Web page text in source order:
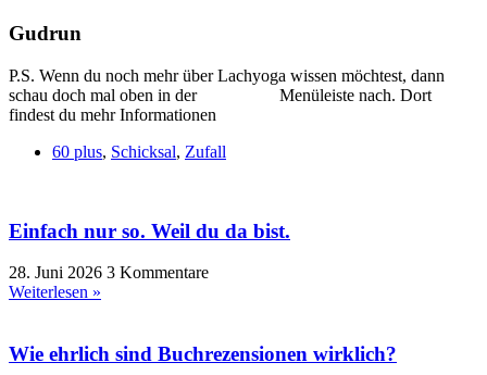
Gudrun
P.S. Wenn du noch mehr über Lachyoga wissen möchtest, dann
schau doch mal oben in der Menüleiste nach. Dort
findest du mehr Informationen
60 plus, Schicksal, Zufall
Einfach nur so. Weil du da bist.
28. Juni 2026 3 Kommentare
Weiterlesen »
Wie ehrlich sind Buchrezensionen wirklich?